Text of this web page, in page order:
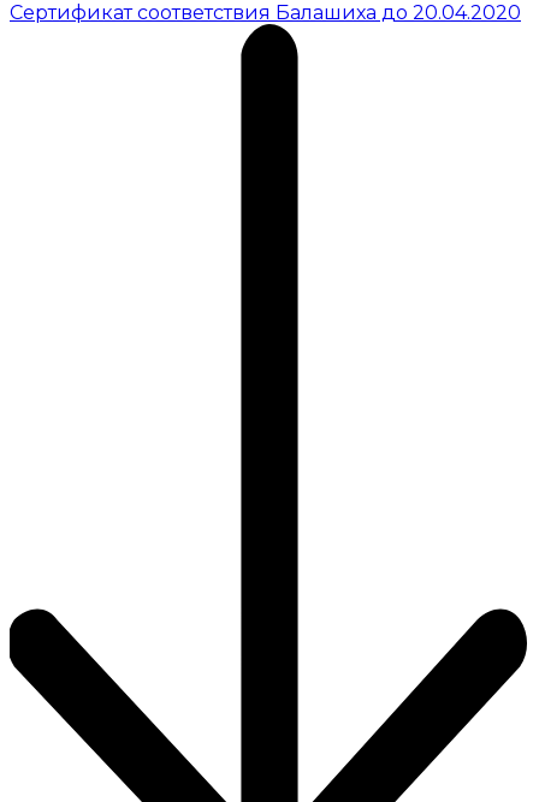
Сертификат соответствия Балашиха до 20.04.2020